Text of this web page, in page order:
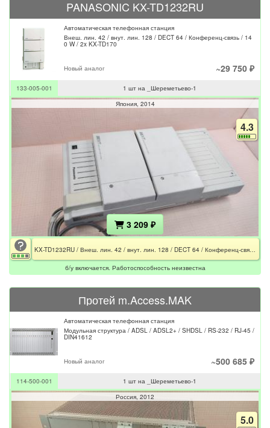
PANASONIC KX-TD1232RU
Автоматическая телефонная станция
Внеш. лин. 42 / внут. лин. 128 / DECT 64 / Конференц-связь / 14
0 W / 2x KX-TD170
Новый аналог ~29 750 ₽
133-005-001
1 шт на _Шереметьево-1
Япония 2014
4.3
3 209 ₽
KX-TD1232RU / Внеш. лин. 42 / внут. лин. 128 / DECT 64 / Конференц-связь / 140 W / 2x KX-TD170 / CE
б/у включается. Работоспособность неизвестна
Протей m.Access.MAK
Автоматическая телефонная станция
Модульная структура / ADSL / ADSL2+ / SHDSL / RS-232 / RJ-45 /
DIN41612
Новый аналог ~500 685 ₽
114-500-001
1 шт на _Шереметьево-1
Россия 2012
5.0